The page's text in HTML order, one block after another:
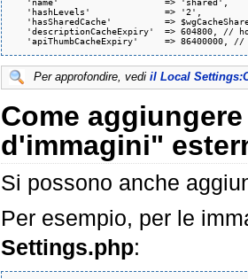
   'hashLevels'              => '2',
'hasSharedCache'          =>
'descriptionCacheExpiry'  => 604800, //
Per approfondire, vedi il Local
Come
d'immagini"
Si possono anche
Per esempio, per le
Settings.php: